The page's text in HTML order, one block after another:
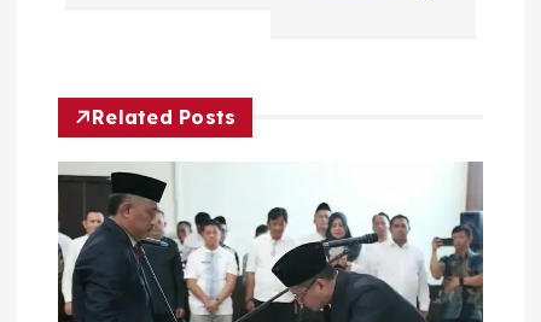
p
o
s
Related Posts